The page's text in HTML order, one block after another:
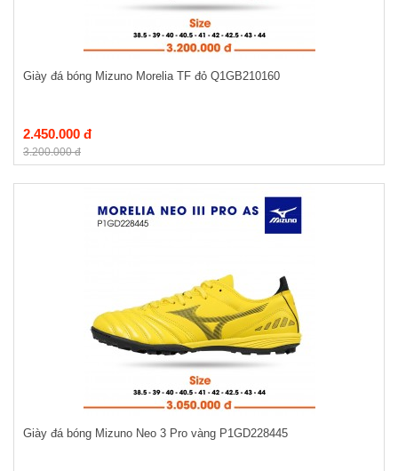
Giày đá bóng Mizuno Morelia TF đỏ Q1GB210160
2.450.000 đ
3.200.000 đ
Giày đá bóng Mizuno Neo 3 Pro vàng P1GD228445